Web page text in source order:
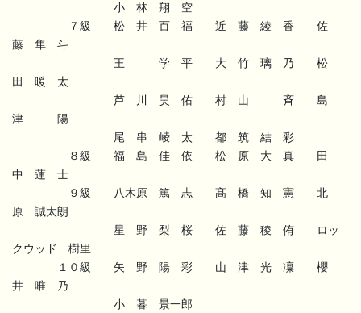
小 林 翔 空
７級 松 井 百 福 近 藤 綾 香 佐
藤 隼 斗
王 学 平 大 竹 璃 乃 松
田 暖 太
芦 川 昊 佑 村 山 斉 島
津 陽
尾 串 崚 太 都 筑 結 彩
８級 福 島 佳 依 松 原 大 真 田
中 蓮 士
９級 八木原 篤 志 髙 橋 知 憲 北
原 誠太朗
星 野 梨 桜 佐 藤 稜 侑 ロッ
クウッド 樹里
１０級 矢 野 陽 彩 山 津 光 凜 櫻
井 唯 乃
小 暮 景一郎